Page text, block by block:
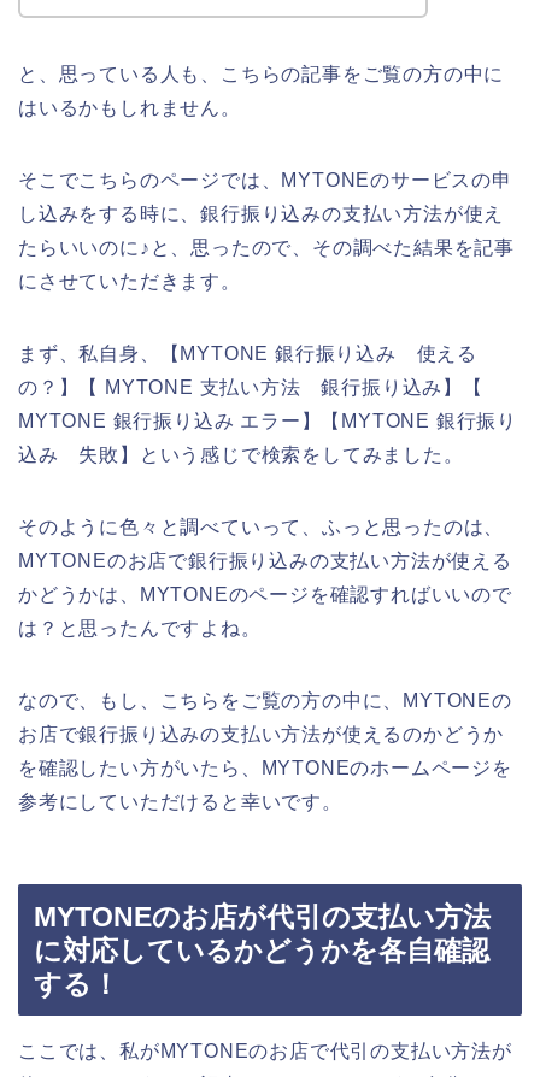
と、思っている人も、こちらの記事をご覧の方の中に
はいるかもしれません。
そこでこちらのページでは、MYTONEのサービスの申
し込みをする時に、銀行振り込みの支払い方法が使え
たらいいのに♪と、思ったので、その調べた結果を記事
にさせていただきます。
まず、私自身、【MYTONE 銀行振り込み 使える
の？】【 MYTONE 支払い方法 銀行振り込み】【
MYTONE 銀行振り込み エラー】【MYTONE 銀行振り
込み 失敗】という感じで検索をしてみました。
そのように色々と調べていって、ふっと思ったのは、
MYTONEのお店で銀行振り込みの支払い方法が使える
かどうかは、MYTONEのページを確認すればいいので
は？と思ったんですよね。
なので、もし、こちらをご覧の方の中に、MYTONEの
お店で銀行振り込みの支払い方法が使えるのかどうか
を確認したい方がいたら、MYTONEのホームページを
参考にしていただけると幸いです。
MYTONEのお店が代引の支払い方法
に対応しているかどうかを各自確認
する！
ここでは、私がMYTONEのお店で代引の支払い方法が